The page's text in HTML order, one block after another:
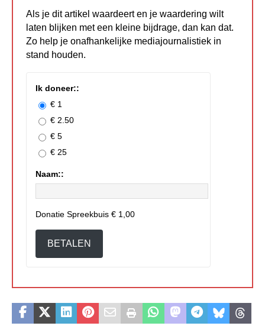
Als je dit artikel waardeert en je waardering wilt
laten blijken met een kleine bijdrage, dan kan dat.
Zo help je onafhankelijke mediajournalistiek in
stand houden.
Ik doneer::
€ 1
€ 2.50
€ 5
€ 25
Naam::
Donatie Spreekbuis € 1,00
BETALEN